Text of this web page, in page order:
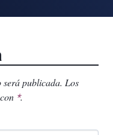
publicada. Los
*.